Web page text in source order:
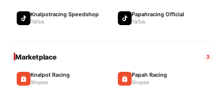
Knalpotracing Speedshop
TikTok
Papahracing Official
TikTok
Marketplace 3
Knalpot Racing
Shopee
Papah Racing
Shopee